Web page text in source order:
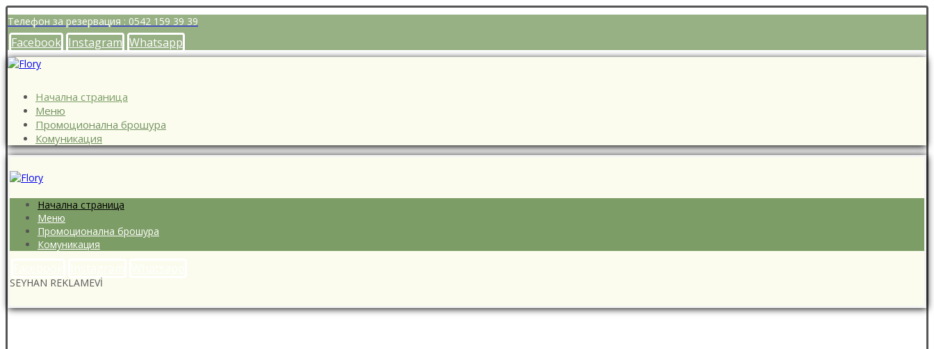
Телефон за резервация : 0542 159 39 39
Facebook Instagram Whatsapp
Начална страница
Меню
Промоционална брошура
Комуникация
Начална страница
Меню
Промоционална брошура
Комуникация
SEYHAN REKLAMEVİ